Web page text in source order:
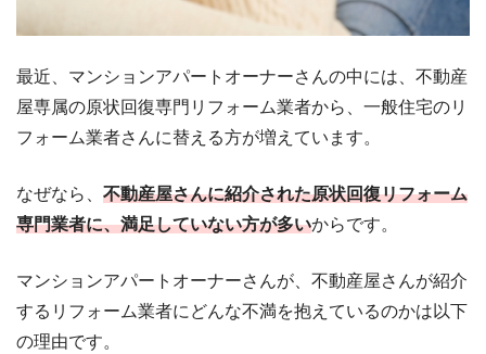
最近、マンションアパートオーナーさんの中には、不動産
屋専属の原状回復専門リフォーム業者から、一般住宅のリ
フォーム業者さんに替える方が増えています。
なぜなら、 不動産屋さんに紹介された原状回復リフォーム
専門業者に、満足していない方が多いからです。
マンションアパートオーナーさんが、不動産屋さんが紹介
するリフォーム業者にどんな不満を抱えているのかは以下
の理由です。